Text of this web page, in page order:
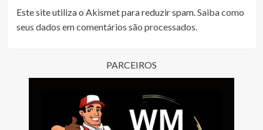
Este site utiliza o Akismet para reduzir spam.Saiba como
seus dados em comentários são processados.
PARCEIROS